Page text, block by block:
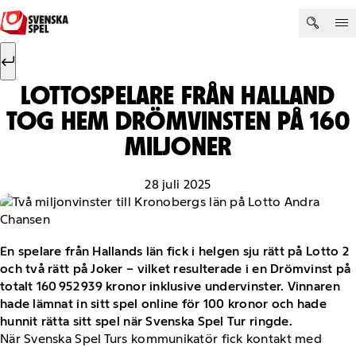
Hoppa till innehåll
Sök efter:
LOTTOSPELARE FRÅN HALLAND
TOG HEM DRÖMVINSTEN PÅ 160
MILJONER
28 juli 2025
En spelare från Hallands län fick i helgen sju rätt på Lotto 2
och två rätt på Joker – vilket resulterade i en Drömvinst på
totalt 160 952 939 kronor inklusive undervinster. Vinnaren
hade lämnat in sitt spel online för 100 kronor och hade
hunnit rätta sitt spel när Svenska Spel Tur ringde.
När Svenska Spel Turs kommunikatör fick kontakt med